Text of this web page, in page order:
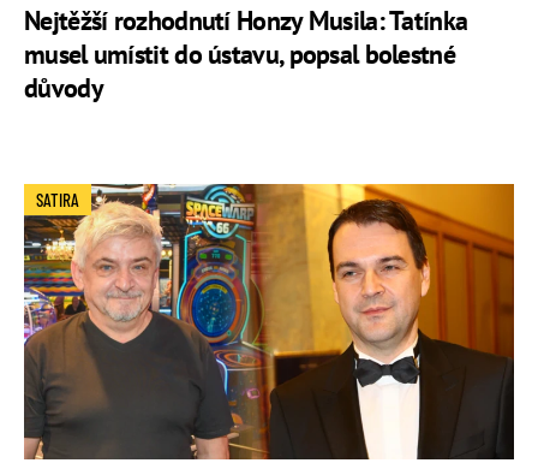
Nejtěžší rozhodnutí Honzy Musila: Tatínka
musel umístit do ústavu, popsal bolestné
důvody
SATIRA